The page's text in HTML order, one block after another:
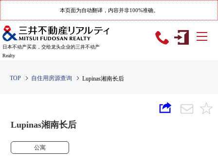
本页面为自动翻译，内容并非100%准确。
日本不动产买卖，交给龙头企业的三井不动产
Realty
TOP 自住用房源查询 Lupinas湘南长后
Lupinas湘南长后
公寓